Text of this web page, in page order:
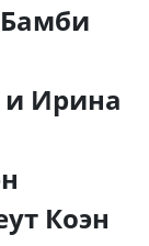
Бамби
и Ирина
Коэн